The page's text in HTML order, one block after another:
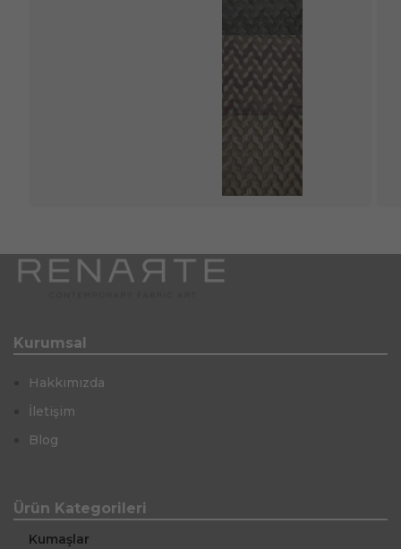
Kurumsal
Hakkımızda
İletişim
Blog
Ürün Kategorileri
Kumaşlar